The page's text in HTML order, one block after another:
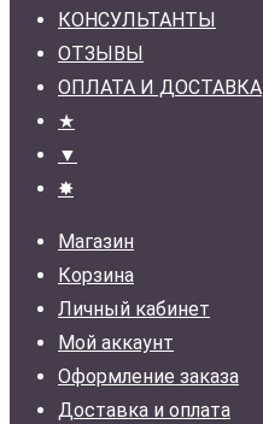
КОНСУЛЬТАНТЫ
ОТЗЫВЫ
ОПЛАТА И ДОСТАВКА
★
▼
✸
Магазин
Корзина
Личный кабинет
Мой аккаунт
Оформление заказа
Доставка и оплата